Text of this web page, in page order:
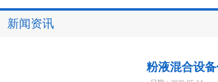
新闻资讯
粉液混合设